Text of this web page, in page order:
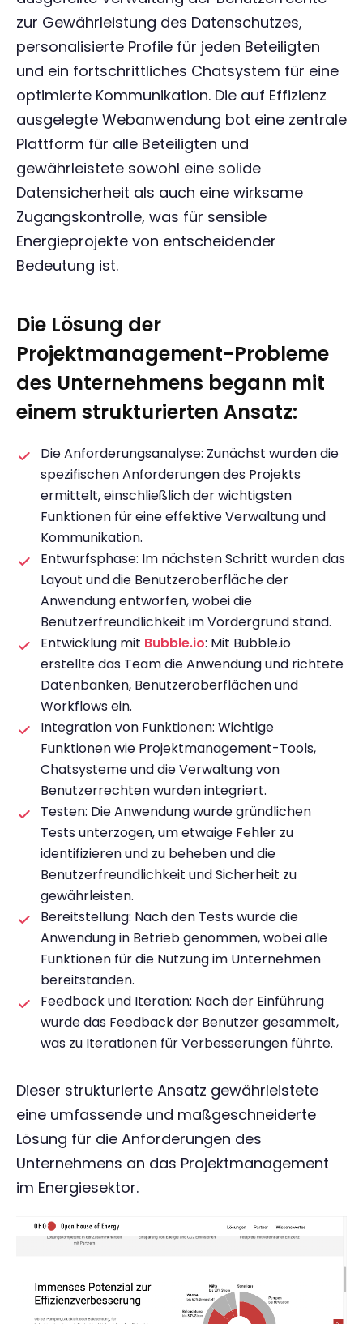
zur Gewährleistung des Datenschutzes,
personalisierte Profile für jeden Beteiligten
und ein fortschrittliches Chatsystem für eine
optimierte Kommunikation. Die auf Effizienz
ausgelegte Webanwendung bot eine zentrale
Plattform für alle Beteiligten und
gewährleistete sowohl eine solide
Datensicherheit als auch eine wirksame
Zugangskontrolle, was für sensible
Energieprojekte von entscheidender
Bedeutung ist.
Die Lösung der
Projektmanagement-Probleme
des Unternehmens begann mit
einem strukturierten Ansatz:
Die Anforderungsanalyse: Zunächst wurden die
spezifischen Anforderungen des Projekts
ermittelt, einschließlich der wichtigsten
Funktionen für eine effektive Verwaltung und
Kommunikation.
Entwurfsphase: Im nächsten Schritt wurden das
Layout und die Benutzeroberfläche der
Anwendung entworfen, wobei die
Benutzerfreundlichkeit im Vordergrund stand.
Entwicklung mit Bubble.io: Mit Bubble.io
erstellte das Team die Anwendung und richtete
Datenbanken, Benutzeroberflächen und
Workflows ein.
Integration von Funktionen: Wichtige
Funktionen wie Projektmanagement-Tools,
Chatsysteme und die Verwaltung von
Benutzerrechten wurden integriert.
Testen: Die Anwendung wurde gründlichen
Tests unterzogen, um etwaige Fehler zu
identifizieren und zu beheben und die
Benutzerfreundlichkeit und Sicherheit zu
gewährleisten.
Bereitstellung: Nach den Tests wurde die
Anwendung in Betrieb genommen, wobei alle
Funktionen für die Nutzung im Unternehmen
bereitstanden.
Feedback und Iteration: Nach der Einführung
wurde das Feedback der Benutzer gesammelt,
was zu Iterationen für Verbesserungen führte.
Dieser strukturierte Ansatz gewährleistete
eine umfassende und maßgeschneiderte
Lösung für die Anforderungen des
Unternehmens an das Projektmanagement
im Energiesektor.